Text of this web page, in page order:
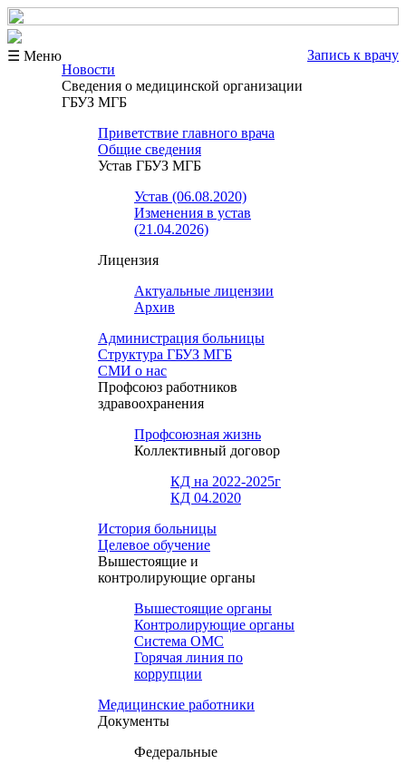
☰ Меню
Запись к врачу
Новости
Сведения о медицинской организации
ГБУЗ МГБ
Приветствие главного врача
Общие сведения
Устав ГБУЗ МГБ
Устав (06.08.2020)
Изменения в устав
(21.04.2026)
Лицензия
Актуальные лицензии
Архив
Администрация больницы
Структура ГБУЗ МГБ
СМИ о нас
Профсоюз работников
здравоохранения
Профсоюзная жизнь
Коллективный договор
КД на 2022-2025г
КД 04.2020
История больницы
Целевое обучение
Вышестоящие и
контролирующие органы
Вышестоящие органы
Контролирующие органы
Система ОМС
Горячая линия по
коррупции
Медицинские работники
Документы
Федеральные